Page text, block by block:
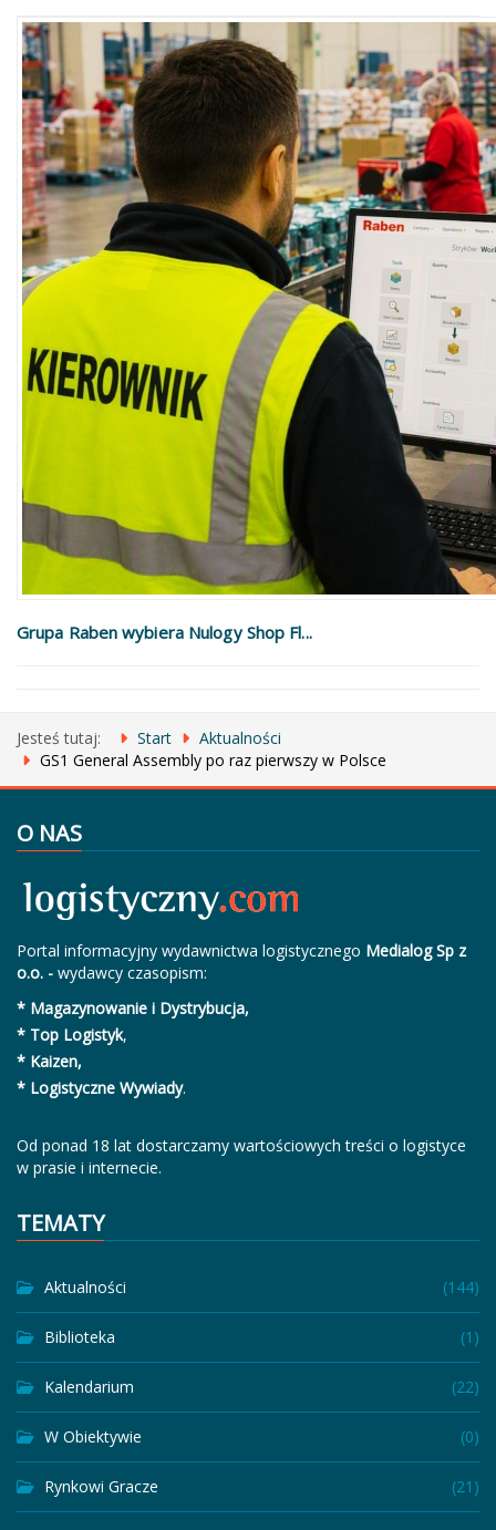
Grupa Raben wybiera Nulogy Shop Fl...
Jesteś tutaj: Start
Aktualności
GS1 General Assembly po raz pierwszy w Polsce
O NAS
Portal informacyjny wydawnictwa logistycznego Medialog Sp z
o.o. - wydawcy czasopism:
* Magazynowanie i Dystrybucja,
* Top Logistyk,
* Kaizen,
* Logistyczne Wywiady.
Od ponad 18 lat dostarczamy wartościowych treści o logistyce
w prasie i internecie.
TEMATY
Aktualności (144)
Biblioteka (1)
Kalendarium (22)
W Obiektywie (0)
Rynkowi Gracze (21)